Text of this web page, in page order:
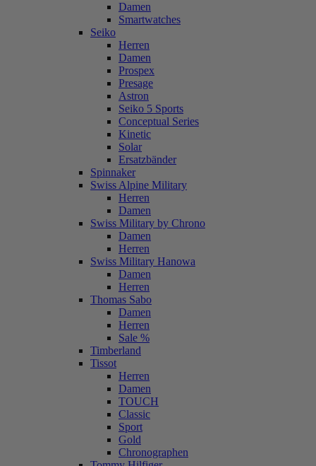
Damen
Smartwatches
Seiko
Herren
Damen
Prospex
Presage
Astron
Seiko 5 Sports
Conceptual Series
Kinetic
Solar
Ersatzbänder
Spinnaker
Swiss Alpine Military
Herren
Damen
Swiss Military by Chrono
Damen
Herren
Swiss Military Hanowa
Damen
Herren
Thomas Sabo
Damen
Herren
Sale %
Timberland
Tissot
Herren
Damen
TOUCH
Classic
Sport
Gold
Chronographen